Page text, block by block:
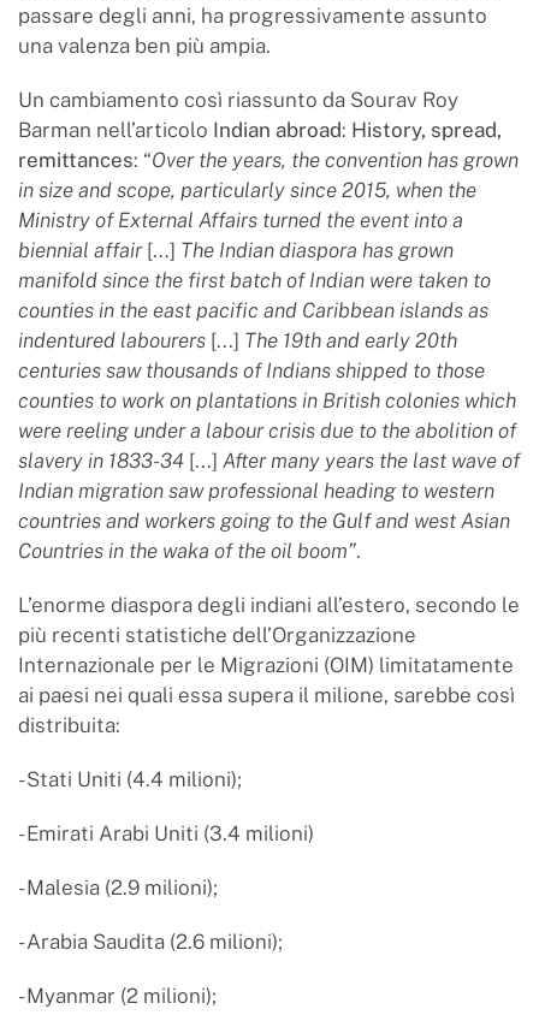
passare degli anni, ha progressivamente assunto
una valenza ben più ampia.
Un cambiamento così riassunto da Sourav Roy
Barman nell’articolo Indian abroad: History, spread,
remittances: “Over the years, the convention has grown
in size and scope, particularly since 2015, when the
Ministry of External Affairs turned the event into a
biennial affair [...] The Indian diaspora has grown
manifold since the first batch of Indian were taken to
counties in the east pacific and Caribbean islands as
indentured labourers [...] The 19th and early 20th
centuries saw thousands of Indians shipped to those
counties to work on plantations in British colonies which
were reeling under a labour crisis due to the abolition of
slavery in 1833-34 [...] After many years the last wave of
Indian migration saw professional heading to western
countries and workers going to the Gulf and west Asian
Countries in the waka of the oil boom”.
L’enorme diaspora degli indiani all’estero, secondo le
più recenti statistiche dell’Organizzazione
Internazionale per le Migrazioni (OIM) limitatamente
ai paesi nei quali essa supera il milione, sarebbe così
distribuita:
- Stati Uniti (4.4 milioni);
- Emirati Arabi Uniti (3.4 milioni)
- Malesia (2.9 milioni);
- Arabia Saudita (2.6 milioni);
- Myanmar (2 milioni);